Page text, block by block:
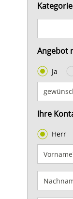
Kategorie
Angebot
Ja
Ihre
Herr